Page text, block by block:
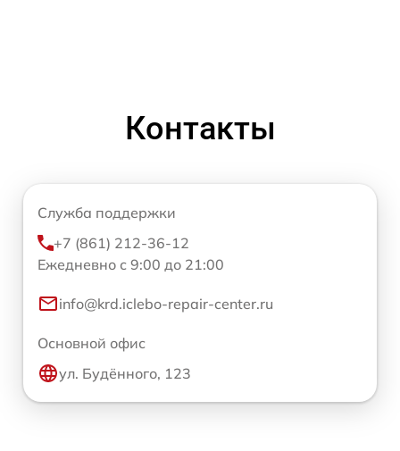
Контакты
Служба поддержки
+7 (861) 212-36-12
Ежедневно с 9:00 до 21:00
info@krd.iclebo-repair-center.ru
Основной офис
ул. Будённого, 123